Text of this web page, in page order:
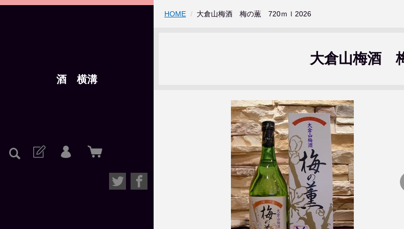
酒 横溝
HOME 大倉山梅酒 梅の薫 720ｍｌ2026
大倉山梅酒